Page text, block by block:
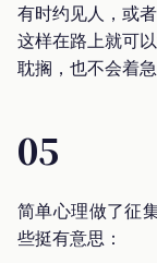
有时约见人，或
这样在路上就可
耽搁，也不会着
05
简单心理做了征
些挺有意思：